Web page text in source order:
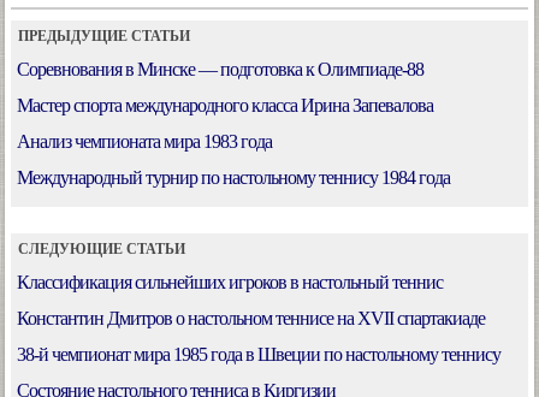
ПРЕДЫДУЩИЕ СТАТЬИ
Соревнования в Минске — подготовка к Олимпиаде-88
Мастер спорта международного класса Ирина Запевалова
Анализ чемпионата мира 1983 года
Международный турнир по настольному теннису 1984 года
СЛЕДУЮЩИЕ СТАТЬИ
Классификация сильнейших игроков в настольный теннис
Константин Дмитров о настольном теннисе на XVII спартакиаде
38-й чемпионат мира 1985 года в Швеции по настольному теннису
Состояние настольного тенниса в Киргизии